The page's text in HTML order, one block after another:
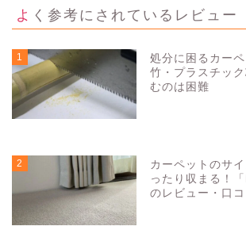
よく参考にされているレビュー
1
処分に困るカー
竹・プラスチッ
むのは困難
2
カーペットのサ
ったり収まる！
のレビュー・口コ